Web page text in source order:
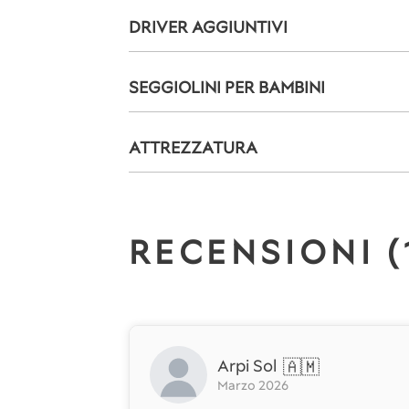
DRIVER AGGIUNTIVI
SEGGIOLINI PER BAMBINI
ATTREZZATURA
RECENSIONI (
Arpi Sol 🇦🇲
Marzo 2026